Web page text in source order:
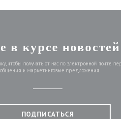
в курсе новостей
чтобы получать от нас по электронной почте
и маркетинговые предложения.
ПОДПИСАТЬСЯ